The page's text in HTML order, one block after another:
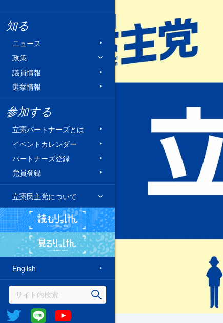
知る
ニュース
政策
議員情報
選挙情報
参加する
立憲パートナーズとは
イベントカレンダー
パートナーズ登録
党員登録
立憲民主党について
見るりっけん
English
Twitter @Line